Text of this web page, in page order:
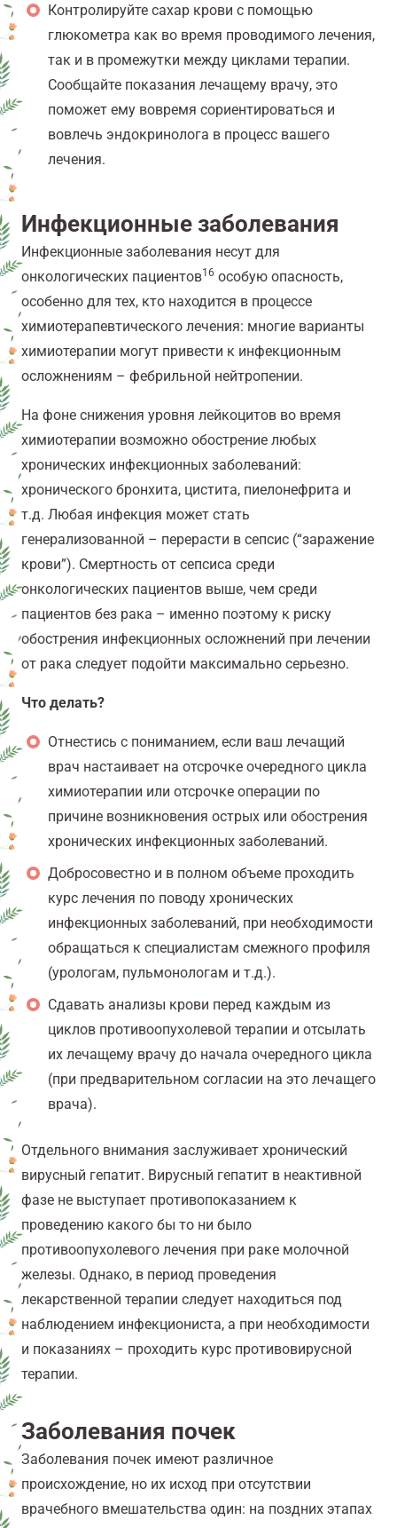
Контролируйте сахар крови с помощью
глюкометра как во время проводимого лечения,
так и в промежутки между циклами терапии.
Сообщайте показания лечащему врачу, это
поможет ему вовремя сориентироваться и
вовлечь эндокринолога в процесс вашего
лечения.
Инфекционные заболевания
Инфекционные заболевания несут для
онкологических пациентов16 особую опасность,
особенно для тех, кто находится в процессе
химиотерапевтического лечения: многие варианты
химиотерапии могут привести к инфекционным
осложнениям – фебрильной нейтропении.
На фоне снижения уровня лейкоцитов во время
химиотерапии возможно обострение любых
хронических инфекционных заболеваний:
хронического бронхита, цистита, пиелонефрита и
т.д. Любая инфекция может стать
генерализованной – перерасти в сепсис (“заражение
крови”). Смертность от сепсиса среди
онкологических пациентов выше, чем среди
пациентов без рака – именно поэтому к риску
обострения инфекционных осложнений при лечении
от рака следует подойти максимально серьезно.
Что делать?
Отнестись с пониманием, если ваш лечащий
врач настаивает на отсрочке очередного цикла
химиотерапии или отсрочке операции по
причине возникновения острых или обострения
хронических инфекционных заболеваний.
Добросовестно и в полном объеме проходить
курс лечения по поводу хронических
инфекционных заболеваний, при необходимости
обращаться к специалистам смежного профиля
(урологам, пульмонологам и т.д.).
Сдавать анализы крови перед каждым из
циклов противоопухолевой терапии и отсылать
их лечащему врачу до начала очередного цикла
(при предварительном согласии на это лечащего
врача).
Отдельного внимания заслуживает хронический
вирусный гепатит. Вирусный гепатит в неактивной
фазе не выступает противопоказанием к
проведению какого бы то ни было
противоопухолевого лечения при раке молочной
железы. Однако, в период проведения
лекарственной терапии следует находиться под
наблюдением инфекциониста, а при необходимости
и показаниях – проходить курс противовирусной
терапии.
Заболевания почек
Заболевания почек имеют различное
происхождение, но их исход при отсутствии
врачебного вмешательства один: на поздних этапах